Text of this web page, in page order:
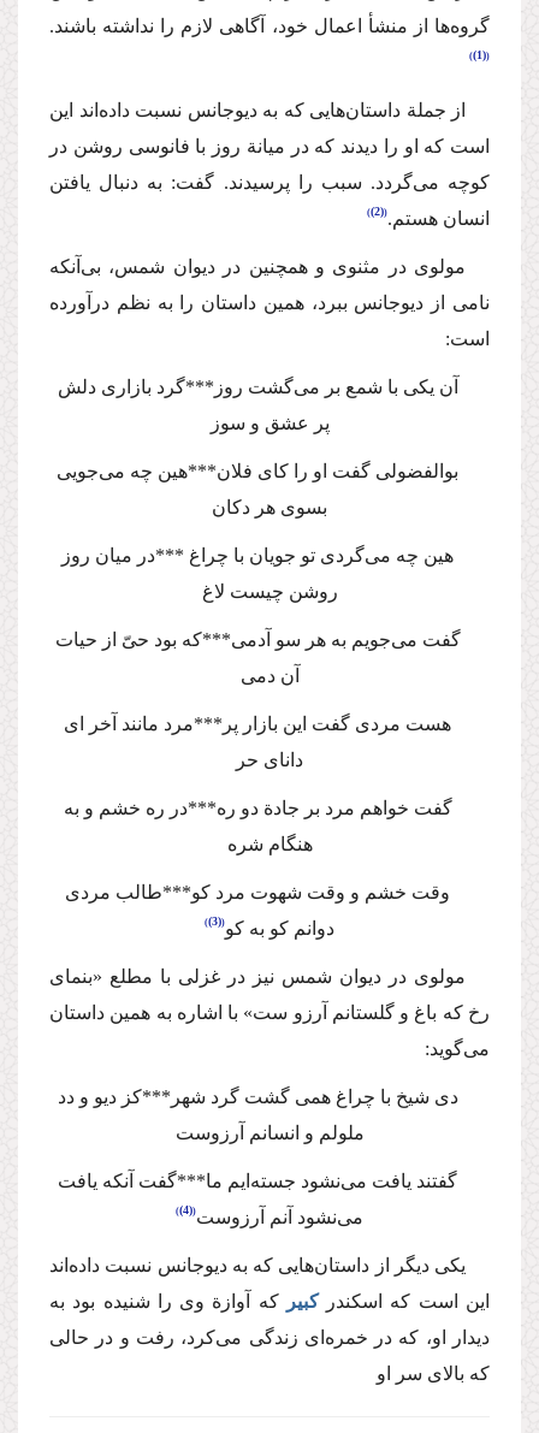
گروه‌ها از منشأ اعمال خود، آگاهی لازم را نداشته باشند.
(1)
از جملة‌ داستان‌هایی كه به دیوجانس نسبت داده‌اند این
است كه او را دیدند كه در میانة روز با فانوسی روشن در
كوچه می‌گردد. سبب را پرسیدند. گفت: به دنبال یافتن
انسان هستم. (2)
‌مولوی در مثنوی و همچنین‌ در دیوان شمس، بی‌آنكه
نامی از ‌دیوجانس ببرد، همین داستان را‌ به نظم درآورده
است:
آن یكی با شمع بر می‌گشت روز***گرد بازاری دلش
پر عشق و سوز
بوالفضولی گفت او را كای فلان***هین چه می‌جویی
بسوی هر دكان
هین چه می‌گردی تو جویان با چراغ ***در میان روز
روشن چیست لاغ
گفت می‌جویم به هر سو آدمی***كه بود حیّ از حیات
آن دمی
هست مردی گفت این بازار پر***مرد مانند آخر ای
دانای حر
گفت خواهم مرد بر جادة‌ دو ره***در ره خشم و به
هنگام شره
وقت خشم و وقت شهوت مرد كو***طالب مردی
دوانم كو به كو (3)
مولوی در دیوان شمس نیز در غزلی با مطلع «بنمای
رخ كه باغ و گلستانم آرزو ست» با اشاره به همین داستان
می‌گوید:
دی شیخ با چراغ همی گشت گرد شهر***كز دیو و دد
ملولم و انسانم آرزوست
گفتند یافت می‌نشود جسته‌‌ایم ما***گفت آنكه یافت
می‌نشود آنم آرزوست (4)
یكی دیگر از داستان‌هایی كه به دیوجانس نسبت داده‌اند
این است كه اسكندر كبیركه آوازة وی را شنیده بود به
دیدار او، كه در خمره‌ای زندگی می‌كرد، رفت و در حالی
كه بالای سر او